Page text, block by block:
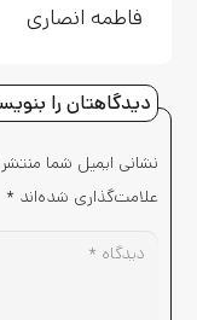
فاطمه انصاری
دیدگاهتان را
نشانی ایمیل شما
علامت‌گذاری شده‌اند *